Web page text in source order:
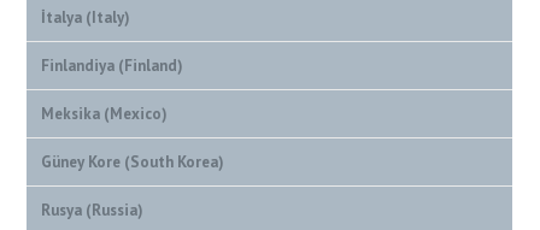
İtalya (Italy)
Finlandiya (Finland)
Meksika (Mexico)
Güney Kore (South Korea)
Rusya (Russia)